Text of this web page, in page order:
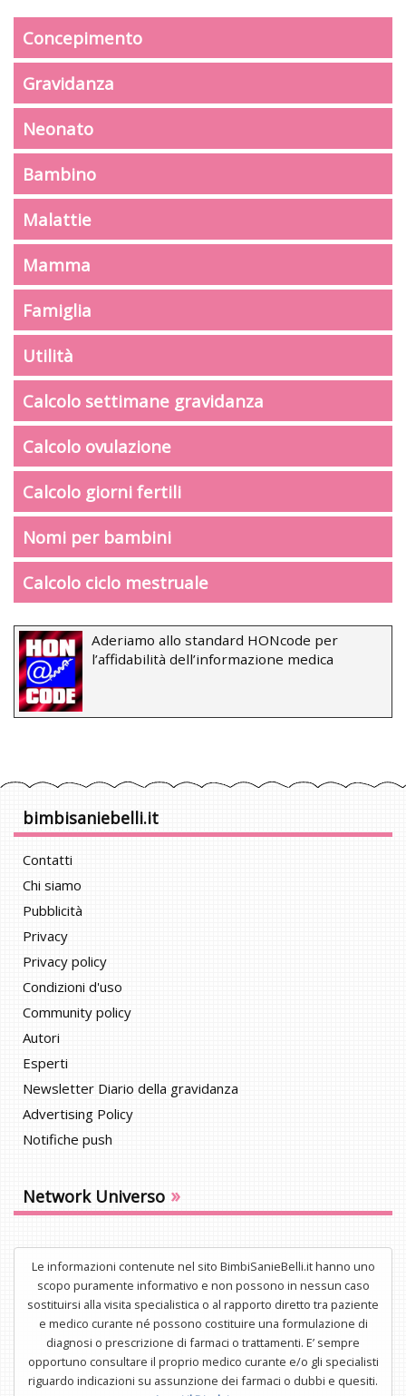
Concepimento
Gravidanza
Neonato
Bambino
Malattie
Mamma
Famiglia
Utilità
Calcolo settimane gravidanza
Calcolo ovulazione
Calcolo giorni fertili
Nomi per bambini
Calcolo ciclo mestruale
Aderiamo allo standard HONcode per
l’affidabilità dell’informazione medica
bimbisaniebelli.it
Contatti
Chi siamo
Pubblicità
Privacy
Privacy policy
Condizioni d'uso
Community policy
Autori
Esperti
Newsletter Diario della gravidanza
Advertising Policy
Notifiche push
Network Universo »
Le informazioni contenute nel sito BimbiSanieBelli.it hanno uno
scopo puramente informativo e non possono in nessun caso
sostituirsi alla visita specialistica o al rapporto diretto tra paziente
e medico curante né possono costituire una formulazione di
diagnosi o prescrizione di farmaci o trattamenti. E’ sempre
opportuno consultare il proprio medico curante e/o gli specialisti
riguardo indicazioni su assunzione dei farmaci o dubbi e quesiti.